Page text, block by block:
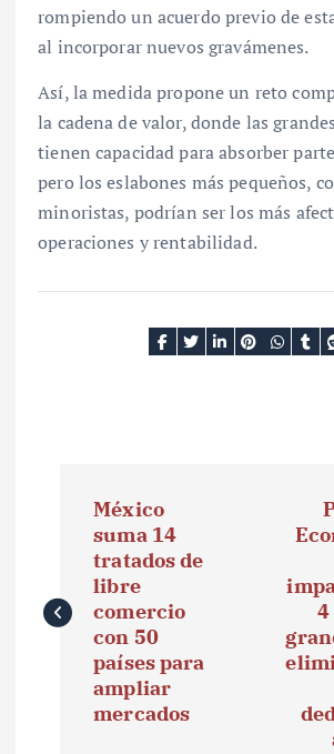
rompiendo un acuerdo previo de
al incorporar nuevos gravámenes.
Así, la medida propone un reto
la cadena de valor, donde las
tienen capacidad para absorber
pero los eslabones más pequeños,
minoristas, podrían ser los más
operaciones y rentabilidad.
e
México
suma 14
tratados de
libre
comercio
con 50
países para
ampliar
mercados
4